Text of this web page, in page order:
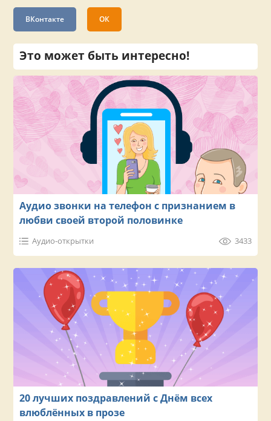
ВКонтакте ОК
Это может быть интересно!
Аудио звонки на телефон с признанием в
любви своей второй половинке
Аудио-открытки 3433
20 лучших поздравлений с Днём всех
влюблённых в прозе